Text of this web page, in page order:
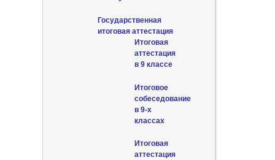
Государственная
итоговая аттестация
Итоговая
аттестация
в 9 классе
Итоговое
собеседование
в 9-х
классах
Итоговая
аттестация